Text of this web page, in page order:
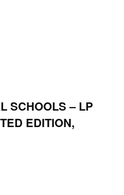
SCHOOLS – LP
EDITION,